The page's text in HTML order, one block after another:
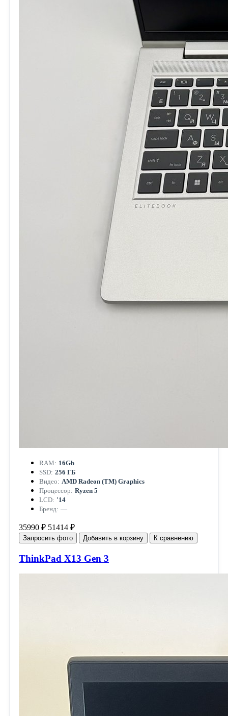
RAM: 16Gb
SSD: 256 ГБ
Видео: AMD Radeon (TM) Graphics
Процессор: Ryzen 5
LCD: '14
Бренд: —
35990 ₽ 51414 ₽
Запросить фото Добавить в корзину К сравнению
ThinkPad X13 Gen 3